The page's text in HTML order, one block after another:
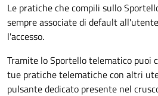
Le pratiche che compili sullo
sempre associate di default
l'accesso.
Tramite lo Sportello telematico puoi
tue pratiche telematiche con altri
pulsante dedicato presente nel